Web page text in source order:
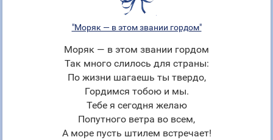
"Моряк — в этом звании гордом"
Моряк — в этом звании гордом
Так много слилось для страны:
По жизни шагаешь ты твердо,
Гордимся тобою и мы.
Тебе я сегодня желаю
Попутного ветра во всем,
А море пусть штилем встречает!